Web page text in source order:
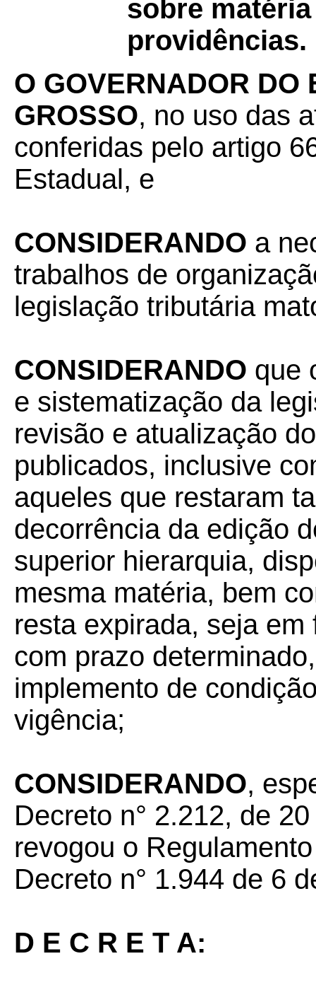
sobre
providências.
O GOVERNADOR DO
GROSSO, no uso das
conferidas pelo artigo
Estadual, e
CONSIDERANDO a
trabalhos de
legislação tributária
CONSIDERANDO que
e sistematização da
revisão e atualização
publicados, inclusive
aqueles que restaram
decorrência da edição
superior hierarquia,
mesma matéria, bem
resta expirada, seja
com prazo
implemento de
vigência;
CONSIDERANDO,
Decreto n° 2.212, de
revogou o
Decreto n° 1.944 de 6
D E C R E T A: